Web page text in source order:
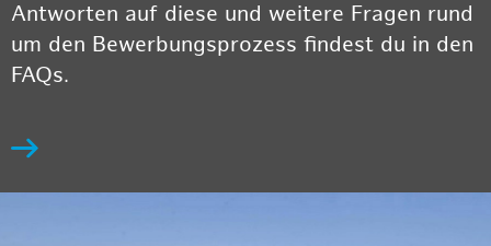
Antworten auf diese und weitere Fragen rund
um den Bewerbungsprozess findest du in den
FAQs.